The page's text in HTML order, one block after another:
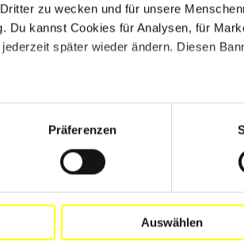
zu wecken und für unsere
Du kannst Cookies für Analysen, für
später wieder ändern. Diesen
Präferenzen
Auswählen
öffentlichen Aktion vor dem
Flüchtlingspolitik stark
versucht daher, so schnell wie
das schwierigste Fach in Syrien, und